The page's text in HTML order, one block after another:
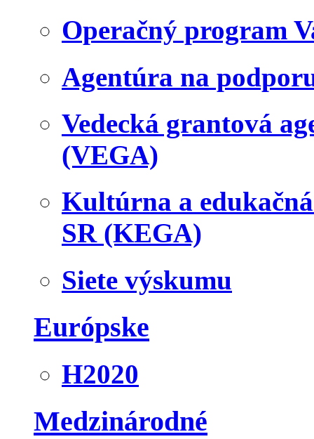
Operačný program
Agentúra na
Vedecká grantová
(VEGA)
Kultúrna a
SR (KEGA)
Siete výskumu
Európske
H2020
Medzinárodné